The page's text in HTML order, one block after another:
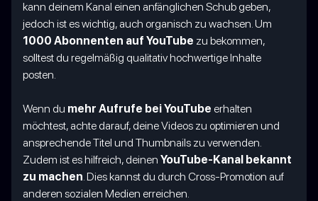
kann deinem Kanal einen anfänglichen Schub geben,
jedoch ist es wichtig, auch organisch zu wachsen. Um
1000 Abonnenten auf YouTube zu bekommen,
solltest du regelmäßig qualitativ hochwertige Inhalte
posten.
Wenn du mehr Aufrufe bei YouTube erhalten
möchtest, achte darauf, deine Videos zu optimieren und
ansprechende Titel und Thumbnails zu verwenden.
Zudem ist es hilfreich, deinen YouTube-Kanal bekannt
zu machen. Dies kannst du durch Cross-Promotion auf
anderen sozialen Medien erreichen.